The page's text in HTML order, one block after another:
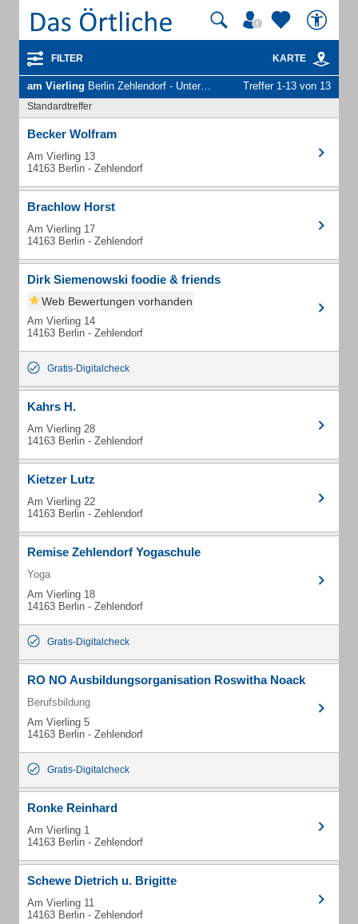
FILTER KARTE
am Vierling Berlin Zehlendorf - Unternehmen und Personen Treffer 1-13 von 13
Standardtreffer
Becker Wolfram
Am Vierling 13
14163 Berlin - Zehlendorf
Brachlow Horst
Am Vierling 17
14163 Berlin - Zehlendorf
Dirk Siemenowski foodie & friends
Web Bewertungen vorhanden
Am Vierling 14
14163 Berlin - Zehlendorf
Gratis-Digitalcheck
Kahrs H.
Am Vierling 28
14163 Berlin - Zehlendorf
Kietzer Lutz
Am Vierling 22
14163 Berlin - Zehlendorf
Remise Zehlendorf Yogaschule
Yoga
Am Vierling 18
14163 Berlin - Zehlendorf
Gratis-Digitalcheck
RO NO Ausbildungsorganisation Roswitha Noack
Berufsbildung
Am Vierling 5
14163 Berlin - Zehlendorf
Gratis-Digitalcheck
Ronke Reinhard
Am Vierling 1
14163 Berlin - Zehlendorf
Schewe Dietrich u. Brigitte
Am Vierling 11
14163 Berlin - Zehlendorf